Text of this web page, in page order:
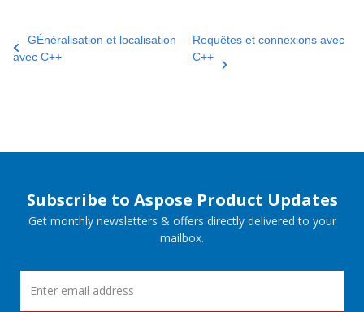
GÉnéralisation et localisation
avec C++
Requêtes et connexions avec
C++
Subscribe to Aspose Product Updates
Get monthly newsletters & offers directly delivered to your
mailbox.